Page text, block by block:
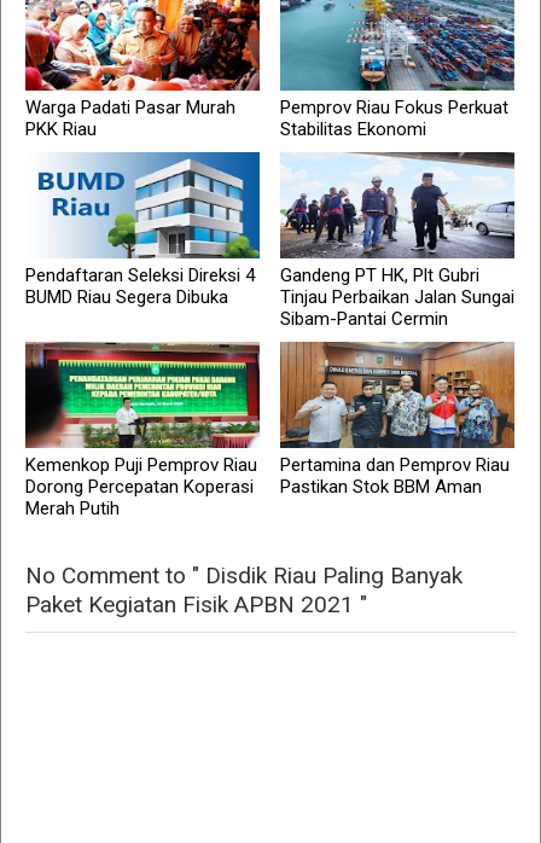
Warga Padati Pasar Murah
PKK Riau
Pemprov Riau Fokus Perkuat
Stabilitas Ekonomi
Pendaftaran Seleksi Direksi 4
BUMD Riau Segera Dibuka
Gandeng PT HK, Plt Gubri
Tinjau Perbaikan Jalan Sungai
Sibam-Pantai Cermin
Kemenkop Puji Pemprov Riau
Dorong Percepatan Koperasi
Merah Putih
Pertamina dan Pemprov Riau
Pastikan Stok BBM Aman
No Comment to " Disdik Riau Paling Banyak
Paket Kegiatan Fisik APBN 2021 "